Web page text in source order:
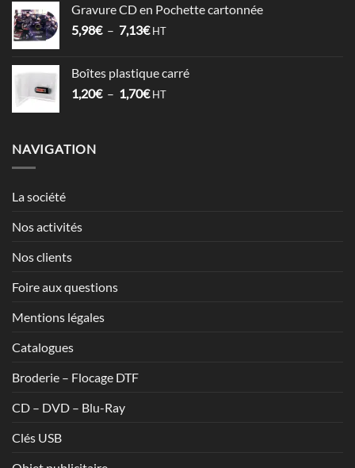
1,52€
à
Gravure CD en Pochette cartonnée
5,98€ – 7,13€Plage
5,98€
à
HT
Boîtes plastique carré
1,20€ – 1,70€Plage
HT
NAVIGATION
La société
Nos activités
Nos clients
Foire aux questions
Mentions légales
Catalogues
Broderie – Flocage DTF
CD – DVD – Blu-Ray
Clés USB